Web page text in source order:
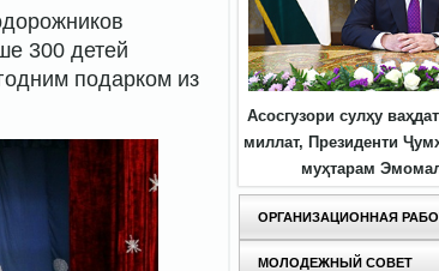
300 детей
подарком из
Асосгузори сулҳу
миллат, Президенти
муҳтарам
ОРГАНИЗАЦИОННАЯ
МОЛОДЕЖНЫЙ СОВЕТ